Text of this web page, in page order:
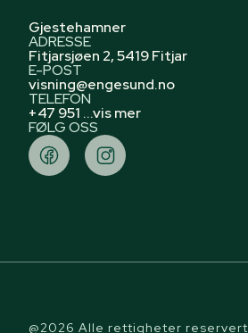
Gjestehamner
ADRESSE
Fitjarsjøen 2, 5419 Fitjar
E-POST
visning@engesund.no
TELEFON
+47 951 ...vis mer
FØLG OSS
@2026 Alle rettigheter reservert